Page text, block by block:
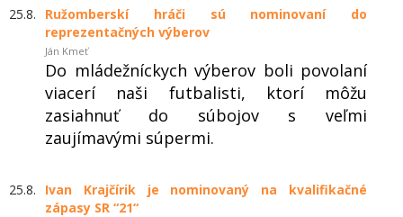
25.8.
Ružomberskí hráči sú nominovaní do
reprezentačných výberov
Ján Kmeť
Do mládežníckych výberov boli povolaní
viacerí naši futbalisti, ktorí môžu
zasiahnuť do súbojov s veľmi
zaujímavými súpermi.
25.8.
Ivan Krajčírik je nominovaný na kvalifikačné
zápasy SR “21“